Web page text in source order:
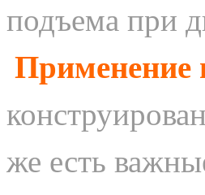
подъема при
Применение
же есть